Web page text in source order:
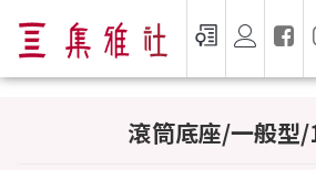
滾筒底座/一般型/13KG -
滾筒底座/一般型/